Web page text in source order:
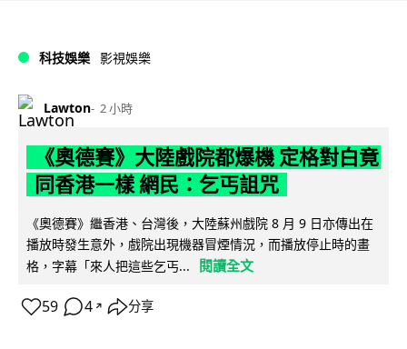
科技娛樂 影視娛樂
Lawton 2 小時
《奧德賽》大陸戲院都爆機 定格對白竟
同香港一樣 網民：乞丐詛咒
《奧德賽》繼香港、台灣後，大陸蘇州戲院 8 月 9 日亦傳出在
播放時發生意外，戲院出現機器冒煙情況，而播放停止時的畫
格，字幕「來人把這些乞丐...
閱讀全文
59 4 ↗ 分享